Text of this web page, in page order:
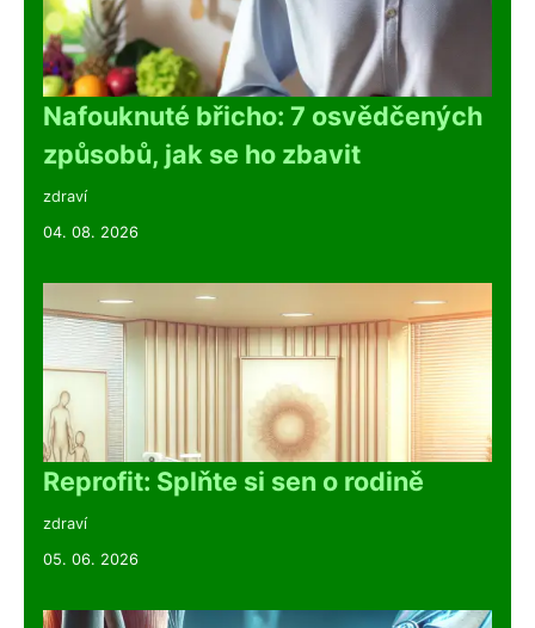
Nafouknuté břicho: 7 osvědčených
způsobů, jak se ho zbavit
zdraví
04. 08. 2026
Reprofit: Splňte si sen o rodině
zdraví
05. 06. 2026